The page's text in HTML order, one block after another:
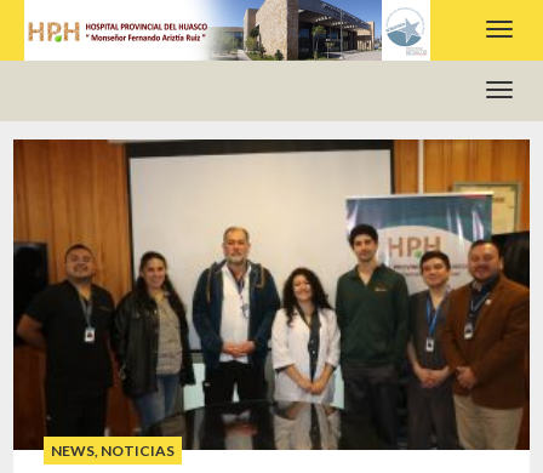
HOSPITAL PROVINCIAL DEL HUASCO
NEWS NOTICIAS